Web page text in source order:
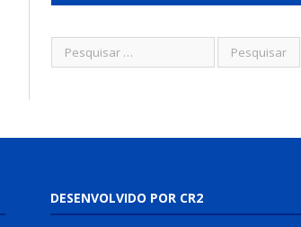
DESENVOLVIDO POR CR2